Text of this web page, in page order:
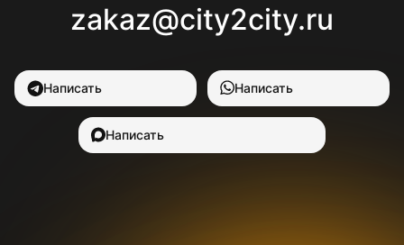
zakaz@city2city.ru
Написать Написать
Написать